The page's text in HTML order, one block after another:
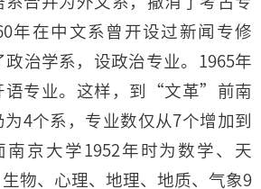
年在中文系曾开设过新闻专修
政治学系，设政治专业。1965年
语专业。这样，到“文革”前南
4个系，专业数仅从7个增加到
京大学1952年时为数学、天
物、心理、地理、地质、气象9